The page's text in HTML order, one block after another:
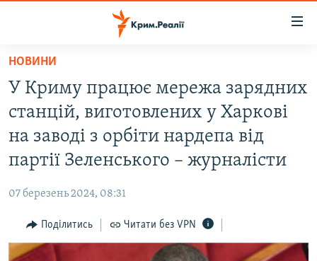
Перейти
основного
матеріалу
до
основної
Перейти
пошуку
ВОДА.КРИМ
ВІДЕО ТА ФОТО
ПОЛІТИКА
ПОГЛЯД
ІНТЕРВ'Ю
ВСЕ ЗА ДЕНЬ
НОВИНИ
У Криму працює мережа зарядних
станцій, виготовлених у Харкові
на заводі з орбіти нардепа від
партії Зеленського – журналісти
07 березень 2024, 08:31
Поділитись Читати без VPN